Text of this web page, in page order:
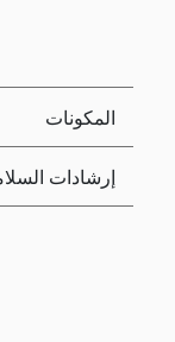
المكونات
إرشادات